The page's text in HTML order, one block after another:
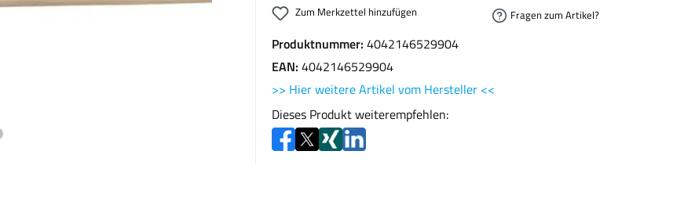
Zum Merkzettel hinzufügen Fragen zum Artikel?
Produktnummer: 4042146529904
EAN: 4042146529904
>> Hier weitere Artikel vom Hersteller <<
Dieses Produkt weiterempfehlen: